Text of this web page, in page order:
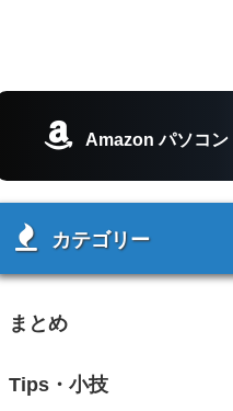
Amazon パソコン
カテゴリー
まとめ
Tips・小技